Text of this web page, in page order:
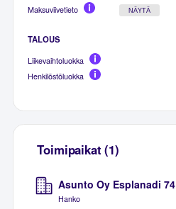
Maksuviivetieto
NÄYTÄ
TALOUS
Liikevaihtoluokka
Henkilöstöluokka
Toimipaikat (1)
Asunto Oy Esplanadi 74
Hanko